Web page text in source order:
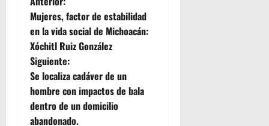
N
a
v
e
g
Mujeres, factor de estabilidad
en la vida social de Michoacán:
Xóchitl Ruiz González
Siguiente:
Se localiza cadáver de un
hombre con impactos de bala
dentro de un domicilio
abandonado.